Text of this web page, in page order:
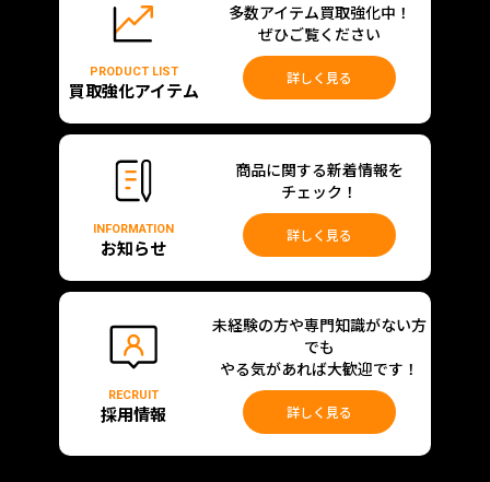
PRODUCT LIST
買取強化アイテム
多数アイテム買取強化中！
ぜひご覧ください
詳しく見る
INFORMATION
お知らせ
商品に関する新着情報を
チェック！
詳しく見る
RECRUIT
採用情報
未経験の方や専門知識がない方
でも
やる気があれば大歓迎です！
詳しく見る